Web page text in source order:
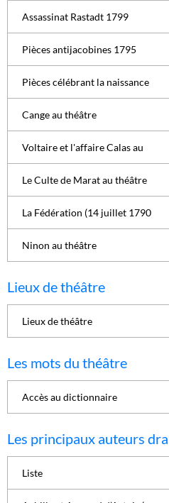
Assassinat Rastadt 1799
Pièces antijacobines 1795
Pièces célébrant la naissance
Cange au théâtre
Voltaire et l'affaire Calas au
Le Culte de Marat au théâtre
La Fédération (14 juillet 1790
Ninon au théâtre
Lieux de théâtre
Lieux de théâtre
Les mots du théâtre
Accès au dictionnaire
Les principaux auteurs
Liste